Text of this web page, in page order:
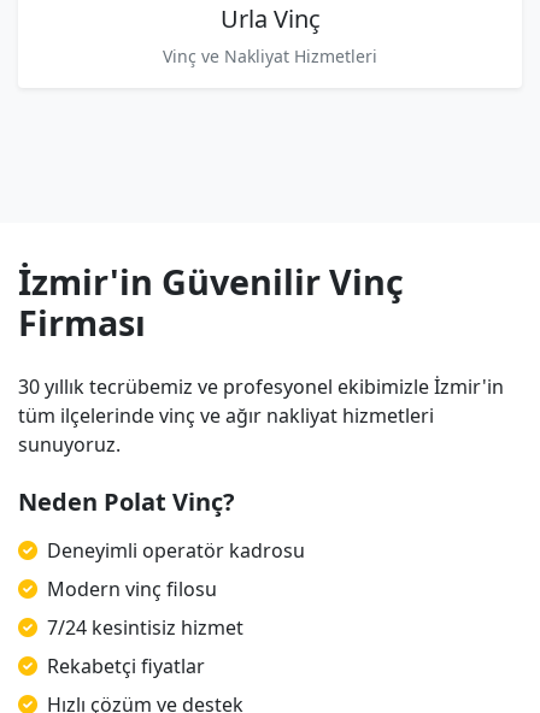
Urla Vinç
Vinç ve Nakliyat Hizmetleri
İzmir'in Güvenilir Vinç
Firması
30 yıllık tecrübemiz ve profesyonel ekibimizle İzmir'in
tüm ilçelerinde vinç ve ağır nakliyat hizmetleri
sunuyoruz.
Neden Polat Vinç?
Deneyimli operatör kadrosu
Modern vinç filosu
7/24 kesintisiz hizmet
Rekabetçi fiyatlar
Hızlı çözüm ve destek